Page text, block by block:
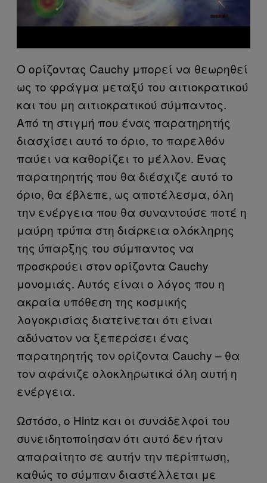
Ο ορίζοντας Cauchy μπορεί να θεωρηθεί
ως το φράγμα μεταξύ του αιτιοκρατικού
και του μη αιτιοκρατικού σύμπαντος.
Από τη στιγμή που ένας παρατηρητής
διασχίσει αυτό το όριο, το παρελθόν
παύει να καθορίζει το μέλλον. Ένας
παρατηρητής που θα διέσχιζε αυτό το
όριο, θα έβλεπε, ως αποτέλεσμα, όλη
την ενέργεια που θα συναντούσε ποτέ η
μαύρη τρύπα στη διάρκεια ολόκληρης
της ύπαρξης του σύμπαντος να
προσκρούει στον ορίζοντα Cauchy
μονομιάς. Αυτός είναι ο λόγος που η
ακραία υπόθεση της κοσμικής
λογοκρισίας διατείνεται ότι είναι
αδύνατον να ξεπεράσει ένας
παρατηρητής τον ορίζοντα Cauchy – θα
τον αφάνιζε ολοκληρωτικά όλη αυτή η
ενέργεια.
Ωστόσο, ο Hintz και οι συνάδελφοί του
συνειδητοποίησαν ότι αυτό δεν ήταν
απαραίτητο σε αυτήν την περίπτωση,
καθώς το σύμπαν διαστέλλεται με